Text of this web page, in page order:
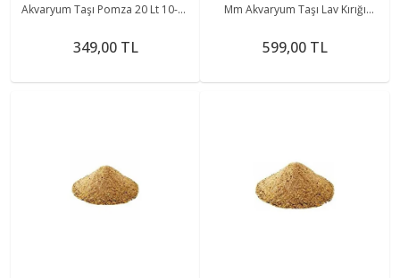
Akvaryum Taşı Pomza 20 Lt 10-15
349,00 TL
Mm Akvaryum Taşı Lav Kırığı
599,00 TL